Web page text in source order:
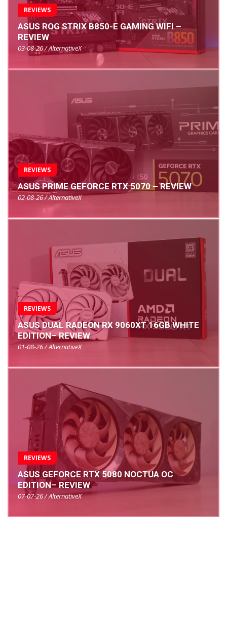
REVIEWS
ASUS ROG STRIX B850-E GAMING WIFI –
REVIEW
03-08-26 / AlternativeX
REVIEWS
ASUS PRIME GEFORCE RTX 5070 – REVIEW
02-08-26 / AlternativeX
REVIEWS
ASUS DUAL RADEON RX 9060XT 16GB WHITE
EDITION– REVIEW
01-08-26 / AlternativeX
REVIEWS
ASUS GEFORCE RTX 5080 NOCTUA OC
EDITION– REVIEW
07-07-26 / AlternativeX